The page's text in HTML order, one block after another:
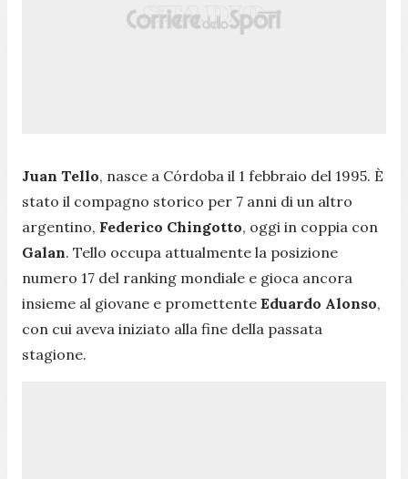
Juan Tello, nasce a Córdoba il 1 febbraio del 1995. È
stato il compagno storico per 7 anni di un altro
argentino, Federico Chingotto, oggi in coppia con
Galan. Tello occupa attualmente la posizione
numero 17 del ranking mondiale e gioca ancora
insieme al giovane e promettente Eduardo Alonso,
con cui aveva iniziato alla fine della passata
stagione.